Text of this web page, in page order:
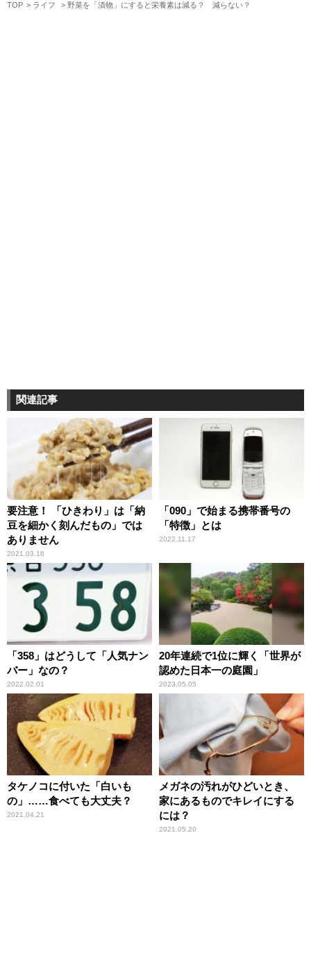
TOP ライフ 野菜を「漬物」にすると栄養素は減る？ 減らない？
関連記事
要注意！ 「ひきわり」は「納
豆を細かく刻んだもの」では
ありません
2021.03.16
「090」で始まる携帯番号の
「特徴」とは
2022.11.17
「358」はどうして「人気ナン
バー」なの？
2022.02.01
20年連続で1位に輝く「世界が
認めた日本一の庭園」
2023.05.05
タケノコに付いた「白いも
の」……食べても大丈夫？
2021.04.21
メガネの汚れがひどいとき、
家にあるものでキレイにする
には？
2021.05.20